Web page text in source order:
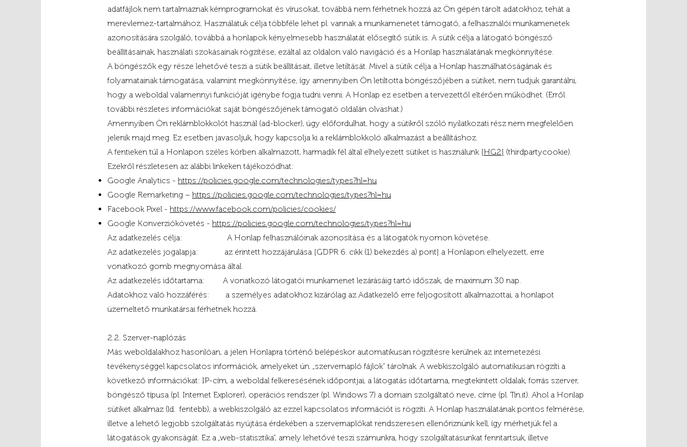
adatfájlok nem tartalmaznak kémprogramokat és vírusokat, továbbá nem férhetnek hozzá az Ön gépén tárolt adatokhoz, tehát a
merevlemez-tartalmához. Használatuk célja többféle lehet pl. vannak a munkamenetet támogató, a felhasználói munkamenetek
azonosítására szolgáló, továbbá a honlapok kényelmesebb használatát elősegítő sütik is. A sütik célja a látogató böngésző
beállításainak, használati szokásainak rögzítése, ezáltal az oldalon való navigáció és a Honlap használatának megkönnyítése.
A böngészők egy része lehetővé teszi a sütik beállításait, illetve letiltását. Mivel a sütik célja a Honlap használhatóságának és
folyamatainak támogatása, valamint megkönnyítése, így amennyiben Ön letiltotta böngészőjében a sütiket, nem tudjuk garantálni,
hogy a weboldal valamennyi funkcióját igénybe fogja tudni venni. A Honlap ez esetben a tervezettől eltérően működhet. (Erről
további részletes információkat saját böngészőjének támogató oldalán olvashat.)
Amennyiben Ön reklámblokkolót használ (ad-blocker), úgy előfordulhat, hogy a sütikről szóló nyilatkozati rész nem megfelelően
jelenik majd meg. Ez esetben javasoljuk, hogy kapcsolja ki a reklámblokkoló alkalmazást a beállításhoz.
A fentieken túl a Honlapon széles körben alkalmazott, harmadik fél által elhelyezett sütiket is használunk [HG2] (thirdpartycookie).
Ezekről részletesen az alábbi linkeken tájékozódhat:
Google Analytics - https://policies.google.com/technologies/types?hl=hu
Google Remarketing – https://policies.google.com/technologies/types?hl=hu
Facebook Pixel - https://www.facebook.com/policies/cookies/
Google Konverziókövetés - https://policies.google.com/technologies/types?hl=hu
Az adatkezelés célja: A Honlap felhasználóinak azonosítása és a látogatók nyomon követése.
Az adatkezelés jogalapja: az érintett hozzájárulása [GDPR 6. cikk (1) bekezdés a) pont] a Honlapon elhelyezett, erre
vonatkozó gomb megnyomása által.
Az adatkezelés időtartama: A vonatkozó látogatói munkamenet lezárásáig tartó időszak, de maximum 30 nap.
Adatokhoz való hozzáférés: a személyes adatokhoz kizárólag az Adatkezelő erre feljogosított alkalmazottai, a honlapot
üzemeltető munkatársai férhetnek hozzá.
2.2. Szerver-naplózás
Más weboldalakhoz hasonlóan, a jelen Honlapra történő belépéskor automatikusan rögzítésre kerülnek az internetezési
tevékenységgel kapcsolatos információk, amelyeket ún. „szervernapló fájlok” tárolnak. A webkiszolgáló automatikusan rögzíti a
következő információkat: IP-cím, a weboldal felkeresésének időpontjai, a látogatás időtartama, megtekintett oldalak, forrás szerver,
böngésző típusa (pl. Internet Explorer), operációs rendszer (pl. Windows 7) a domain szolgáltató neve, címe (pl. Tin.it). Ahol a Honlap
sütiket alkalmaz (ld. fentebb), a webkiszolgáló az ezzel kapcsolatos információt is rögzíti. A Honlap használatának pontos felmérése,
illetve a lehető legjobb szolgáltatás nyújtása érdekében a szervernaplókat rendszeresen ellenőriznünk kell, így mérhetjük fel a
látogatások gyakoriságát. Ez a „web-statisztika”, amely lehetővé teszi számunkra, hogy szolgáltatásunkat fenntartsuk, illetve